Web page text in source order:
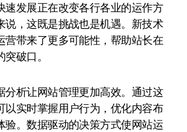
说，这既是挑战也是机遇。新技术
营带来了更多可能性，帮助站长在
破口。
分析让网站管理更加高效。通过这
以实时掌握用户行为，优化内容布
验。数据驱动的决策方式使网站运